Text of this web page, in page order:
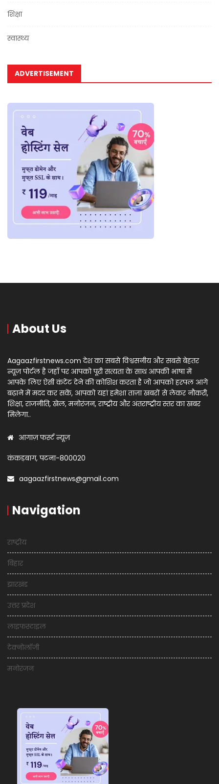
शिक्षा
स्वास्थ्य
ADVERTISEMENT
About Us
Aagaazfirstnews.com देश का सबसे विश्वसनीय और सबसे बेहतर
न्यूज़ पोर्टल है जहाँ पर आपको पूरी सत्यता के साथ आपकी भाषा में
आपके लिए ऐसी कंटेंट देने की कोशिश करता है जो आपको हरपल आगे
बढ़ाने में मदद कर सकें, आपको यहां हमेशा ताज़ा खबरों से लेकर नौकरी,
शिक्षा, राजनीति, खेल, मनोरंजन, राष्ट्रीय और अंतराष्ट्रीय स्तर का खबर
मिलेगा..
आगाज़ फर्स्ट न्यूज़
कंकड़बाग, पटना-800020
aagaazfirstnews@gmail.com
Navigation
राष्ट्रीय
बिहार
झारखंड
उत्तर प्रदेश
लाइफस्टाइल
टेक्नोलॉजी
मनोरंजन